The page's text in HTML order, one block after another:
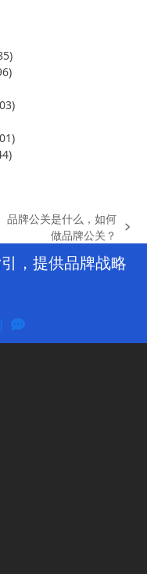
品牌公关是什么，如何
做品牌公关？
，提供品牌战略